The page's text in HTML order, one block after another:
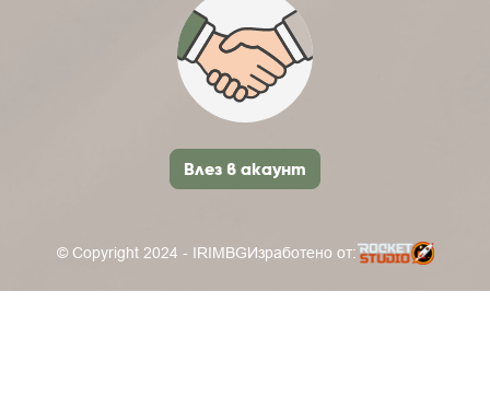
Влез в акаунт
© Copyright 2024 - IRIMBGИзработено от: